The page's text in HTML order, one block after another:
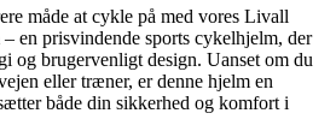
måde at cykle på med vores Livall
en prisvindende sports cykelhjelm, der
og brugervenligt design. Uanset om du
eller træner, er denne hjelm en
både din sikkerhed og komfort i